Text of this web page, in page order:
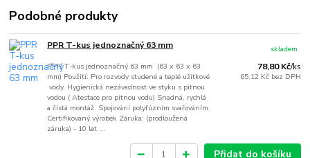
Podobné produkty
PPR T-kus jednoznačný 63 mm
PPR T-kus jednoznačný 63 mm (63 x 63 x 63
mm) Použití: Pro rozvody studené a teplé užitkové
vody. Hygienická nezávadnost ve styku s pitnou
vodou ( Atestace pro pitnou vodu) Snadná, rychlá
a čistá montáž. Spojování polyfúzním svařováním.
Certifikovaný výrobek Záruka: (prodloužená
záruka) - 10 let ...
78,80 Kč/ks
65,12 Kč bez DPH
skladem
Přidat do košíku